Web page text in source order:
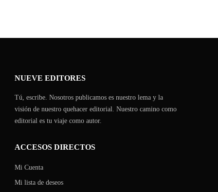
NUEVE EDITORES
Tú, escribe. Nosotros publicamos es nuestro lema y la
visión de nuestro quehacer editorial. Nuestro camino como
editorial es tu viaje como autor.
ACCESOS DIRECTOS
Mi Cuenta
Mi lista de deseos